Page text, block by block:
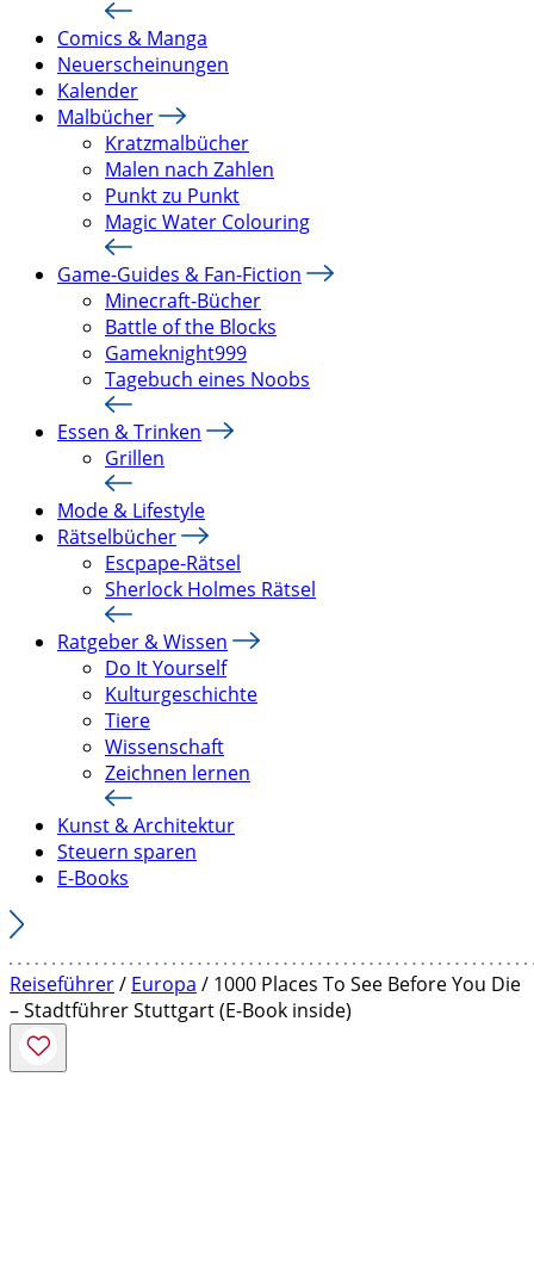
Comics & Manga
Neuerscheinungen
Kalender
Malbücher
Kratzmalbücher
Malen nach Zahlen
Punkt zu Punkt
Magic Water Colouring
Game-Guides & Fan-Fiction
Minecraft-Bücher
Battle of the Blocks
Gameknight999
Tagebuch eines Noobs
Essen & Trinken
Grillen
Mode & Lifestyle
Rätselbücher
Escpape-Rätsel
Sherlock Holmes Rätsel
Ratgeber & Wissen
Do It Yourself
Kulturgeschichte
Tiere
Wissenschaft
Zeichnen lernen
Kunst & Architektur
Steuern sparen
E-Books
Reiseführer/ Europa / 1000 Places To See Before You Die
– Stadtführer Stuttgart (E-Book inside)